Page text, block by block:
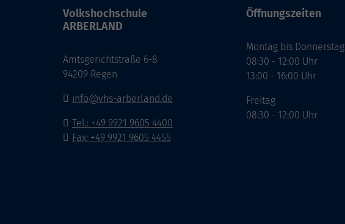
Volkshochschule
ARBERLAND
Amtsgerichtstraße 6-8
94209 Regen
info@vhs-arberland.de
Tel.: +49 9921 9605 4400
Fax: +49 9921 9605 4455
Öffnungszeiten
Montag bis Donnerstag
08:30 - 12:00 Uhr
13:00 - 16:00 Uhr
Freitag
08:30 - 12:00 Uhr